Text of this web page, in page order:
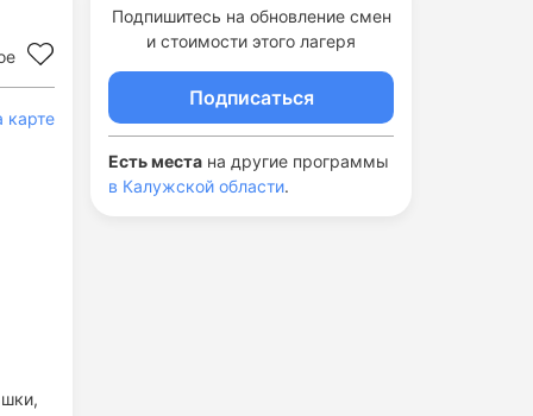
карте
Подпишитесь на обновление смен
и стоимости этого лагеря
Подписаться
Есть места на другие программы
в Калужской области.